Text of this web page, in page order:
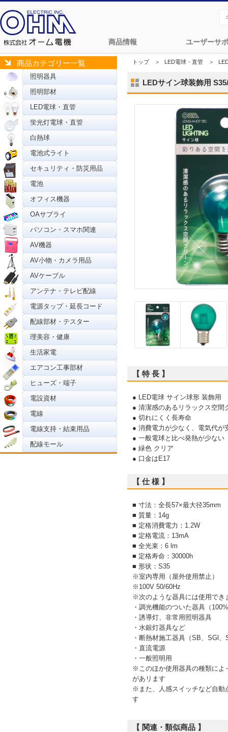
商品情報 ユーザーサ
商品カテゴリー一覧
照明器具
照明部材
LED電球・直管
蛍光灯電球・直管
白熱球
電池式ライト
セキュリティ・防災用品
電池
オフィス機器
OAサプライ
パソコン・スマホ関連
AV機器
AV小物・カメラ用品
AVケーブル
アンテナ・テレビ配線
電源タップ・延長コード
配線部材・テスター
理美容・健康
生活家電
エアコン工事部材
ヒューズ・端子
電設資材
電線
電線支持・結束用品
配線モール
トップ＞ LED電球・直管 ＞
LEDサイン球装飾用
【 特 長 】
● LED電球 サイン球形 装飾用
● 清潔感のあるリラックス空間
● 切れにくく長寿命
● 消費電力が少なく、電気代が
● 一般電球と比べ発熱が少ない
● 緑色 クリア
● 口金はE17
【 仕 様 】
■ 寸法：全長57×最大径35mm
■ 質量：14g
■ 定格消費電力：1.2W
■ 定格電流：13mA
■ 全光束：6 lm
■ 定格寿命：30000h
■ 形状：S35
※室内専用（屋外使用禁止）
※100V 50/60Hz
※次のような器具には使用でき
・調光機能のついた器具（
・誘導灯、非常用照明器具
・水銀灯器具など
・断熱材施工器具（SB、SGl
・直流電源
・一般照明用
※このほか使用器具の種類によ
があリます
※また、人感スイッチなど自動
す
【 関連・類似商品 】